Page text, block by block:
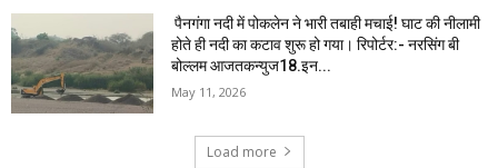
पैनगंगा नदी में पोकलेन ने भारी तबाही मचाई! घाट की नीलामी
होते ही नदी का कटाव शुरू हो गया। रिपोर्टर:- नरसिंग बी
बोल्लम आजतकन्युज18.इन...
May 11, 2026
Load more